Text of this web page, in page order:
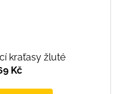
kraťasy žluté
Kč